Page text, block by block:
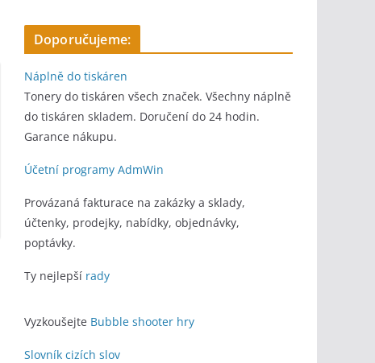
Doporučujeme:
Náplně do tiskáren
Tonery do tiskáren všech značek. Všechny náplně
do tiskáren skladem. Doručení do 24 hodin.
Garance nákupu.
Účetní programy AdmWin
Provázaná fakturace na zakázky a sklady,
účtenky, prodejky, nabídky, objednávky,
poptávky.
Ty nejlepší rady
Vyzkoušejte Bubble shooter hry
Slovník cizích slov